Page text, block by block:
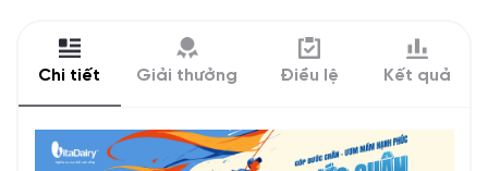
Chi tiết Giải thưởng Điều lệ Kết quả